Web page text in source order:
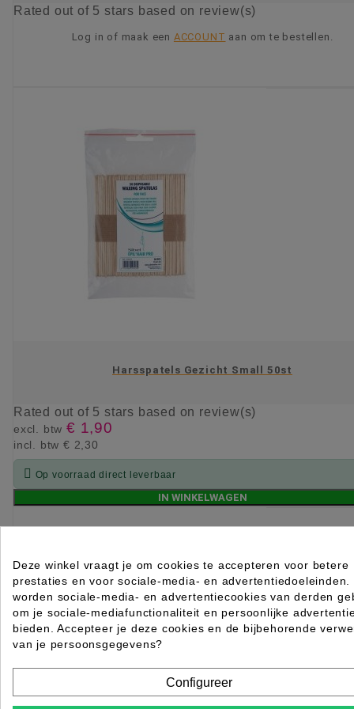
Rated out of 5 stars based on review(s)
Log in of maak een ACCOUNT aan om te bestellen.
Harsspatels Gezicht Small 50st
Rated out of 5 stars based on review(s)
excl. btw € 1,90
incl. btw € 2,30
 Op voorraad direct leverbaar
IN WINKELWAGEN
Deze winkel vraagt je om cookies te accepteren voor betere
prestaties en voor sociale-media- en advertentiedoeleinden.
worden sociale-media- en advertentiecookies van derden
om je sociale-mediafunctionaliteit en persoonlijke
bieden. Accepteer je deze cookies en de bijbehorende
van je persoonsgegevens?
Configureer